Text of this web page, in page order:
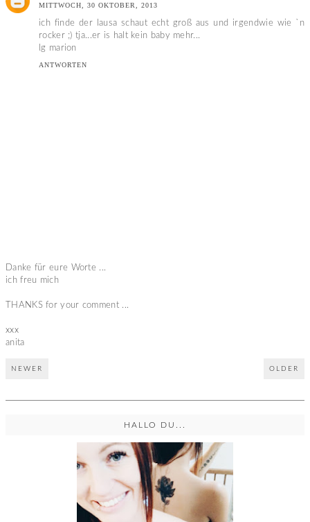
MITTWOCH, 30 OKTOBER, 2013
ich finde der lausa schaut echt groß aus und irgendwie wie `n
rocker ;) tja...er is halt kein baby mehr...
lg marion
ANTWORTEN
Danke für eure Worte ...
ich freu mich
THANKS for your comment ...
xxx
anita
NEWER OLDER
HALLO DU...